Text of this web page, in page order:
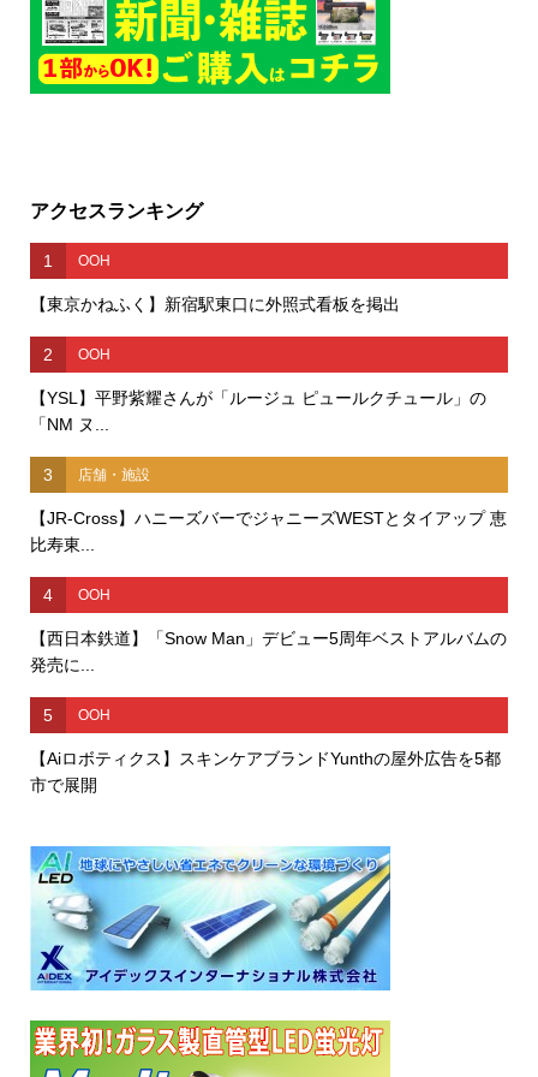
アクセスランキング
1 OOH
【東京かねふく】新宿駅東口に外照式看板を掲出
2 OOH
【YSL】平野紫耀さんが「ルージュ ピュールクチュール」の
「NM ヌ...
3 店舗・施設
【JR-Cross】ハニーズバーでジャニーズWESTとタイアップ 恵
比寿東...
4 OOH
【西日本鉄道】「Snow Man」デビュー5周年ベストアルバムの
発売に...
5 OOH
【Aiロボティクス】スキンケアブランドYunthの屋外広告を5都
市で展開